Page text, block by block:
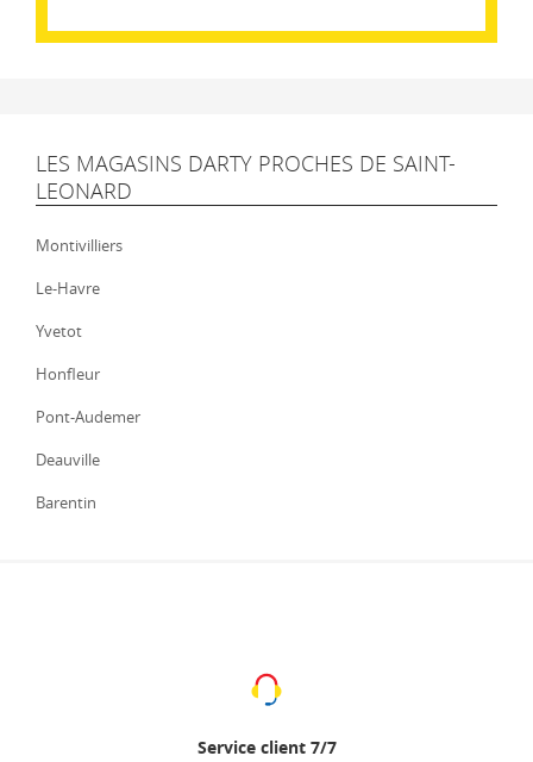
LES MAGASINS DARTY PROCHES DE SAINT-
LEONARD
Montivilliers
Le-Havre
Yvetot
Honfleur
Pont-Audemer
Deauville
Barentin
Service client 7/7